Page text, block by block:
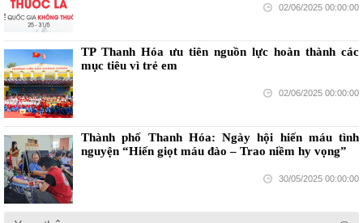
02/06/2025 00:00:00
TP Thanh Hóa ưu tiên nguồn lực hoàn thành các
mục tiêu vì trẻ em
02/06/2025 00:00:00
Thành phố Thanh Hóa: Ngày hội hiến máu tình
nguyện “Hiến giọt máu đào – Trao niềm hy vọng”
30/05/2025 00:00:00